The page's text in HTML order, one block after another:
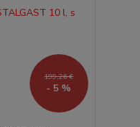
199,26 €
- 5 %